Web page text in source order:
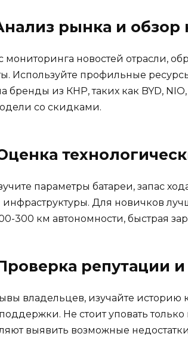
рынка и
мониторинга новостей отрасли,
Используйте профильные
бренды из КНР, таких как BYD,
со скидками.
параметры батареи, запас
Для новичков
300 км автономности, быстрая
репутации
владельцев, изучайте
Не стоит уповать
выявить возможные